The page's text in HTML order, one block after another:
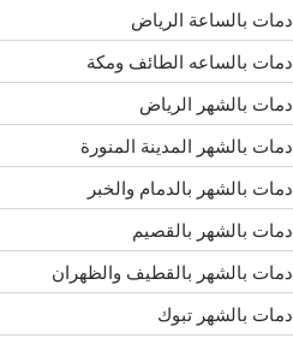
بالساعة الرياض
بالساعه الطائف ومكة
بالشهر الرياض
بالشهر المدينة المنورة
بالشهر بالدمام والخبر
بالشهر بالقصيم
بالشهر بالقطيف والظهران
بالشهر تبوك